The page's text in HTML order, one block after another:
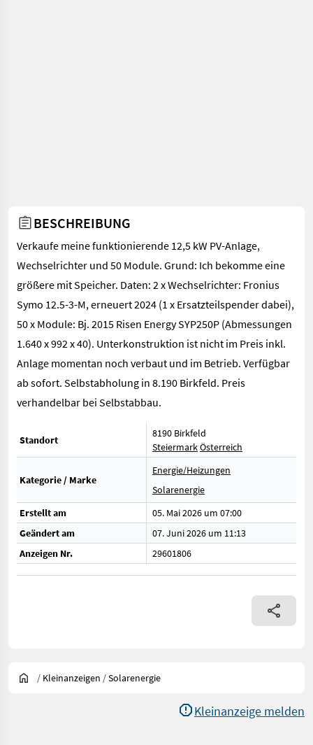
BESCHREIBUNG
Verkaufe meine funktionierende 12,5 kW PV-Anlage,
Wechselrichter und 50 Module. Grund: Ich bekomme eine
größere mit Speicher. Daten: 2 x Wechselrichter: Fronius
Symo 12.5-3-M, erneuert 2024 (1 x Ersatzteilspender dabei),
50 x Module: Bj. 2015 Risen Energy SYP250P (Abmessungen
1.640 x 992 x 40). Unterkonstruktion ist nicht im Preis inkl.
Anlage momentan noch verbaut und im Betrieb. Verfügbar
ab sofort. Selbstabholung in 8.190 Birkfeld. Preis
verhandelbar bei Selbstabbau.
Standort
8190 Birkfeld
SteiermarkÖsterreich
Kategorie / Marke
Energie/Heizungen
Solarenergie
Erstellt am
05. Mai 2026 um 07:00
Geändert am
07. Juni 2026 um 11:13
Anzeigen Nr.
29601806
/ Kleinanzeigen /Solarenergie
Kleinanzeige melden